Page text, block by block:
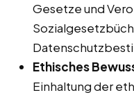
Gesetze und
Ethisches
Einhaltung der